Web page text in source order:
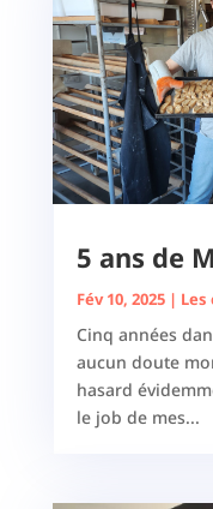
5 ans de
Fév 10, 2025| Les
Cinq années
aucun doute
hasard
le job de mes...